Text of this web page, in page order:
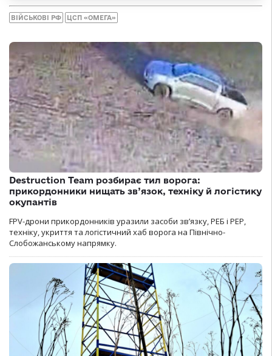
ВІЙСЬКОВІ РФ ЦСП «ОМЕГА»
Destruction Team розбирає тил ворога:
прикордонники нищать зв’язок, техніку й логістику
окупантів
FPV-дрони прикордонників уразили засоби зв’язку, РЕБ і РЕР,
техніку, укриття та логістичний хаб ворога на Північно-
Слобожанському напрямку.